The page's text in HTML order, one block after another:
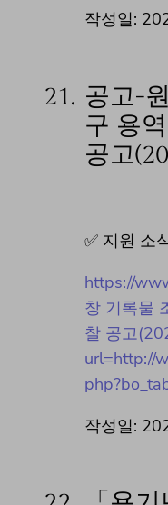
작성일:
21. 공고-
구 용
공고
✅ 지원 소
https://
창 기록물
찰 공고
url=http://
작성일: